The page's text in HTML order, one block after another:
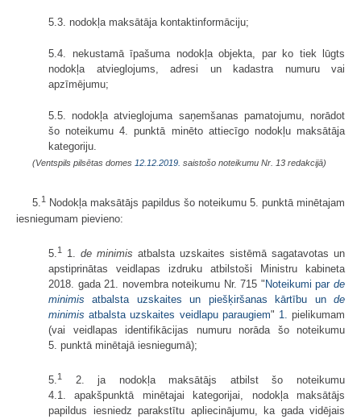
5.3. nodokļa maksātāja kontaktinformāciju;
5.4. nekustamā īpašuma nodokļa objekta, par ko tiek lūgts
nodokļa atvieglojums, adresi un kadastra numuru vai
apzīmējumu;
5.5. nodokļa atvieglojuma saņemšanas pamatojumu, norādot
šo noteikumu 4. punktā minēto attiecīgo nodokļu maksātāja
kategoriju.
(Ventspils pilsētas domes 12.12.2019. saistošo noteikumu Nr. 13 redakcijā)
5.1
Nodokļa maksātājs papildus šo noteikumu 5. punktā minētajam
iesniegumam pievieno:
5. 1 1. de minimis atbalsta uzskaites sistēmā sagatavotas un
apstiprinātas veidlapas izdruku atbilstoši Ministru kabineta
2018. gada 21. novembra noteikumu Nr. 715 " Noteikumi parde
minimis atbalsta uzskaites un piešķiršanas kārtību un de
minimis atbalsta uzskaites veidlapu paraugiem" 1.
pielikumam
(vai veidlapas identifikācijas numuru norāda šo noteikumu
5. punktā minētajā iesniegumā);
5.1
2. ja nodokļa maksātājs atbilst šo noteikumu
4.1. apakšpunktā minētajai kategorijai, nodokļa maksātājs
papildus iesniedz parakstītu apliecinājumu, ka gada vidējais